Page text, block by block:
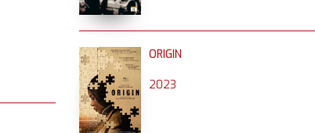
ORIGIN
2023